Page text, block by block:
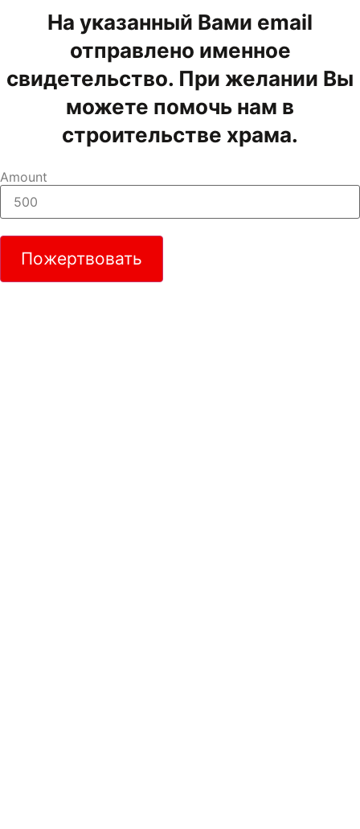
На указанный Вами email
отправлено именное
свидетельство. При желании Вы
можете помочь нам в
строительстве храма.
Amount
Пожертвовать